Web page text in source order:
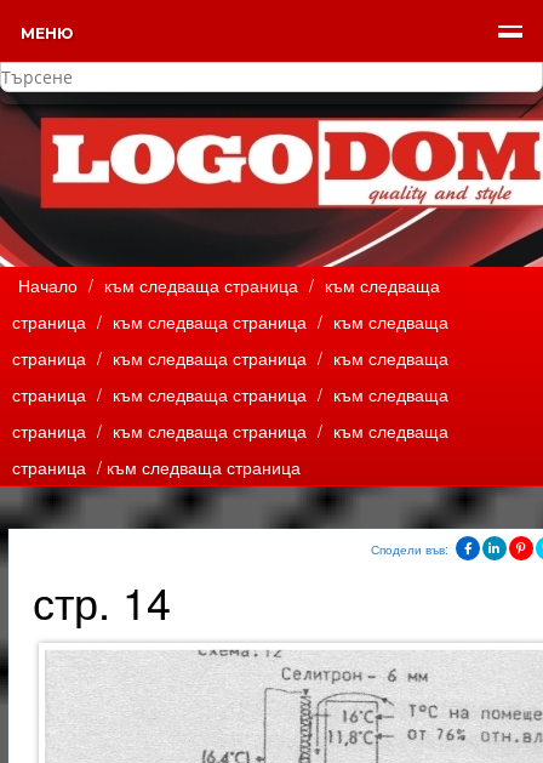
МЕНЮ
Начало / към следваща страница / към следваща
страница / към следваща страница / към следваща
страница / към следваща страница / към следваща
страница / към следваща страница / към следваща
страница / към следваща страница / към следваща
страница / към следваща страница
Сподели във:
стр. 14